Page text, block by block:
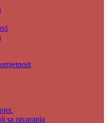
sa otvaranja